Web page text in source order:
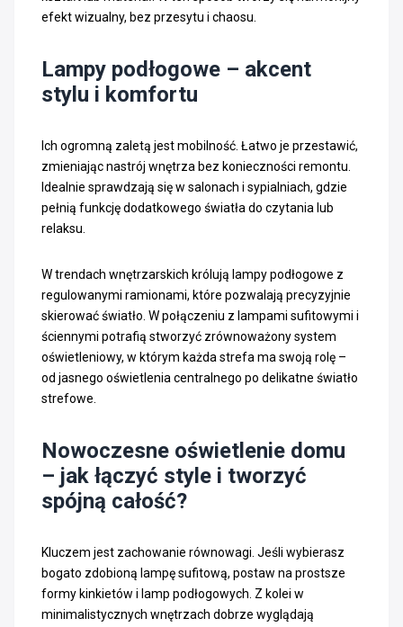
efekt wizualny, bez przesytu i chaosu.
Lampy podłogowe – akcent
stylu i komfortu
Ich ogromną zaletą jest mobilność. Łatwo je przestawić,
zmieniając nastrój wnętrza bez konieczności remontu.
Idealnie sprawdzają się w salonach i sypialniach, gdzie
pełnią funkcję dodatkowego światła do czytania lub
relaksu.
W trendach wnętrzarskich królują lampy podłogowe z
regulowanymi ramionami, które pozwalają precyzyjnie
skierować światło. W połączeniu z lampami sufitowymi i
ściennymi potrafią stworzyć zrównoważony system
oświetleniowy, w którym każda strefa ma swoją rolę –
od jasnego oświetlenia centralnego po delikatne światło
strefowe.
Nowoczesne oświetlenie domu
– jak łączyć style i tworzyć
spójną całość?
Kluczem jest zachowanie równowagi. Jeśli wybierasz
bogato zdobioną lampę sufitową, postaw na prostsze
formy kinkietów i lamp podłogowych. Z kolei w
minimalistycznych wnętrzach dobrze wyglądają